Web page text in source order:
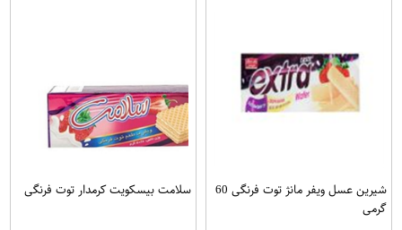
شیرین عسل ویفر مانژ توت فرنگی 60
گرمی
سلامت بیسکویت کرمدار توت فرنگی